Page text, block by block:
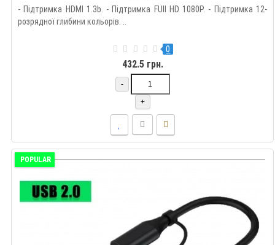
- Підтримка HDMI 1.3b. - Підтримка FUll HD 1080P. - Підтримка 12-
розрядної глибини кольорів. ..
0
432.5 грн.
-
+
POPULAR